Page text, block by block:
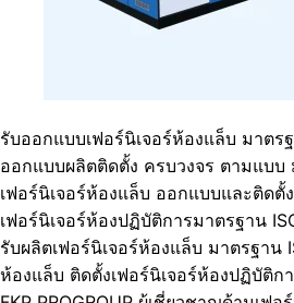
รับออกแบบเฟอร์นิเจอร์ห้องแล็บ มาตร
ออกแบบผลิตติดตั้ง ครบวงจร ตามแบบ
เฟอร์นิเจอร์ห้องแล็บ ออกแบบและติดตั้
เฟอร์นิเจอร์ห้องปฏิบัติการมาตรฐาน
รับผลิตเฟอร์นิเจอร์ห้องแล็บ มาตรฐาน
ห้องแล็บ ติดตั้งเฟอร์นิเจอร์ห้องปฏิบัติก